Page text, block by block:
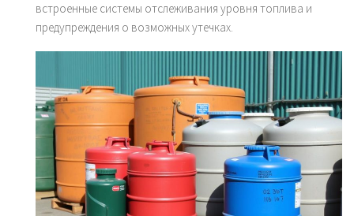
встроенные системы отслеживания уровня топлива и
предупреждения о возможных утечках.